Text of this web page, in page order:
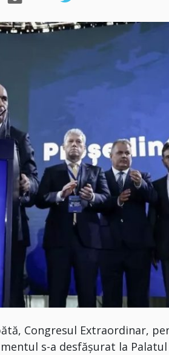
Congresul Extraordinar,
s-a desfăşurat la